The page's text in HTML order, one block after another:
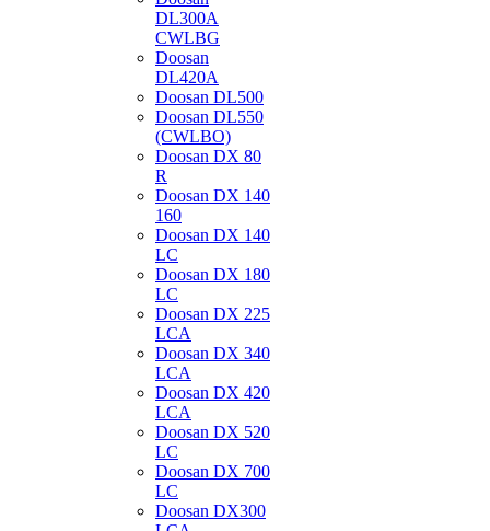
DL300A
CWLBG
Doosan
DL420A
Doosan DL500
Doosan DL550
(CWLBO)
Doosan DX 80
R
Doosan DX 140
160
Doosan DX 140
LC
Doosan DX 180
LC
Doosan DX 225
LCA
Doosan DX 340
LCA
Doosan DX 420
LCA
Doosan DX 520
LC
Doosan DX 700
LC
Doosan DX300